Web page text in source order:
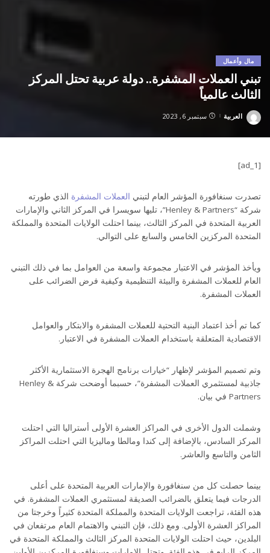
مال وأعمال
تبني العملات المشفرة.. دولة عربية تحتل المركز
الثالث عالمياً
Posted
العربية سبتمبر 6, 2023
[ad_1]
تصدرت سنغافورة المؤشر العام لتبني العملات المشفرة الذي طورته
شركة “Henley & Partners”، تليها سويسرا في المركز الثاني والإمارات
العربية المتحدة في المركز الثالث، بينما احتلت الولايات المتحدة والمملكة
المتحدة المركزين الخامس والسابع على التوالي.
ويأخذ المؤشر في الاعتبار مجموعة واسعة من العوامل بما في ذلك التبني
العام للعملات المشفرة والبيئة التنظيمية وكيفية فرض الضرائب على
العملات المشفرة.
كما تم أخذ اعتماد البنية التحتية للعملات المشفرة والابتكار والعوامل
الاقتصادية المتعلقة باستخدام العملات المشفرة في الاعتبار.
وتم تصميم المؤشر لإظهار “خيارات برنامج الهجرة الاستثمارية الأكثر
جاذبية لمستثمري العملات المشفرة”، حسبما أوضحت شركة Henley &
Partners في بيان.
وشملت الدول الأخرى في المراكز العشرة الأولى أستراليا التي احتلت
المركز السادس، بالإضافة إلى كندا ومالطا وماليزيا التي احتلت المراكز
الثامن والتاسع والعاشر.
بينما حصلت كل من سنغافورة والإمارات العربية المتحدة على أعلى
الدرجات فيما يتعلق بالضرائب الصديقة لمستثمري العملات المشفرة. في
هذه الفئة، تراجعت الولايات المتحدة والمملكة المتحدة كثيراً وخرجتا من
المراكز العشرة الأولى. ومع ذلك، فإن التبني والاهتمام العام مرتفعان في
البلدين، حيث احتلت الولايات المتحدة المركز الثالث والمملكة المتحدة في